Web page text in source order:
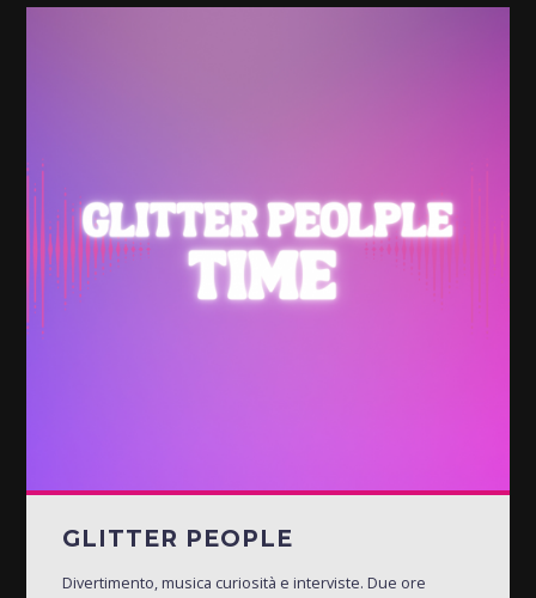
GLITTER PEOPLE
Divertimento, musica curiosità e interviste. Due ore